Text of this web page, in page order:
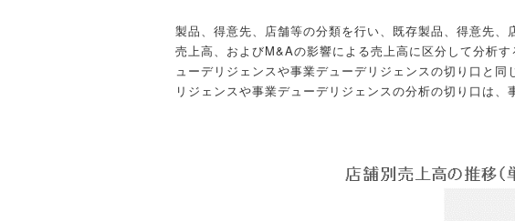
製品、得意先、店舗等の分類を行い、既存製品、得意先
売上高、およびM&Aの影響による売上高に区分して分析
ューデリジェンスや事業デューデリジェンスの切り口と
リジェンスや事業デューデリジェンスの分析の切り口は、